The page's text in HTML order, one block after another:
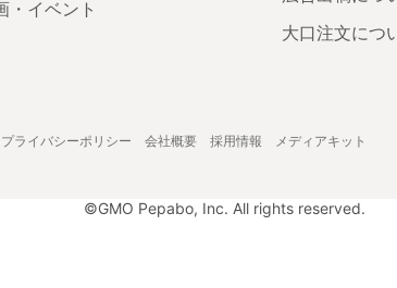
・イベント
大口注文につ
プライバシーポリシー 会社概要 採用情報 メディアキット
©GMO Pepabo, Inc. All rights reserved.